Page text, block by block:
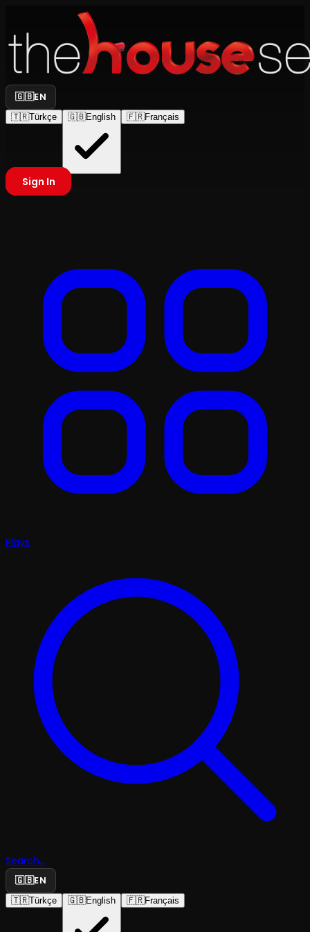
🇬🇧EN
🇹🇷Türkçe 🇬🇧English 🇫🇷Français
Sign In
Plays
Search...
🇬🇧EN
🇹🇷Türkçe 🇬🇧English 🇫🇷Français